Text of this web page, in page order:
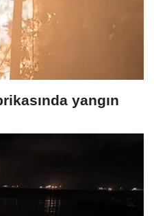
yangın